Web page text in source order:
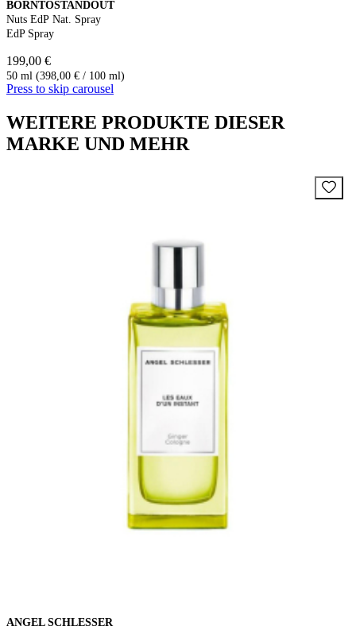
BORNTOSTANDOUT
Nuts EdP Nat. Spray
EdP Spray
199,00 €
50 ml (398,00 € / 100 ml)
Press to skip carousel
WEITERE PRODUKTE DIESER
MARKE UND MEHR
ANGEL SCHLESSER